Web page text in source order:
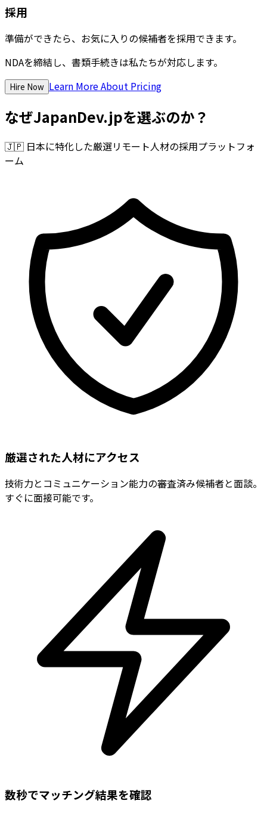
採用
準備ができたら、お気に入りの候補者を採用できます。
NDAを締結し、書類手続きは私たちが対応します。
Hire Now Learn More About Pricing
なぜJapanDev.jpを選ぶのか？
🇯🇵 日本に特化した厳選リモート人材の採用プラットフォ
ーム
厳選された人材にアクセス
技術力とコミュニケーション能力の審査済み候補者と面談。
すぐに面接可能です。
数秒でマッチング結果を確認